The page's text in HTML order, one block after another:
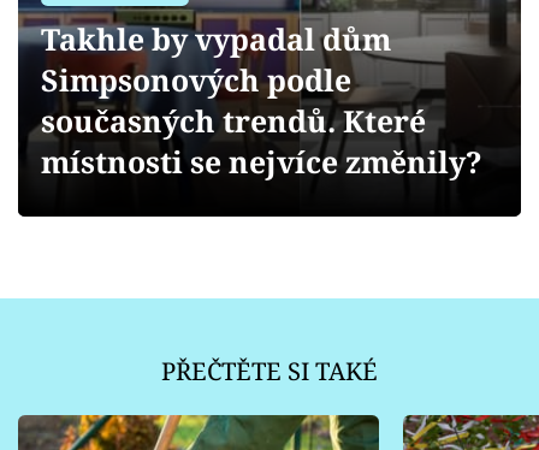
Přihlášení
Sledujte nás
Takhle by vypadal dům
Simpsonových podle
současných trendů. Které
místnosti se nejvíce změnily?
PŘEČTĚTE SI TAKÉ